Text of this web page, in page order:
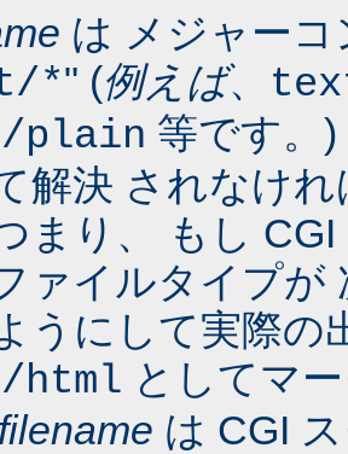
は メジャー
*" (例えば、
plain 等です。
解決 されなけ
まり、 もし
ァイルタイプが
うにして実際の
html としてマ
filename は CGI